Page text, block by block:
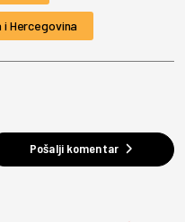
Hercegovina
Pošalji komentar